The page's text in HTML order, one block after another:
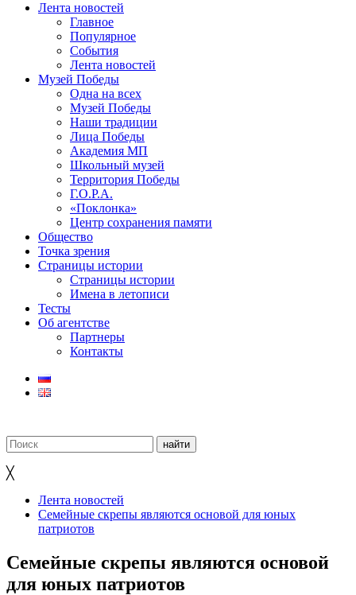
Лента новостей
Главное
Популярное
События
Лента новостей
Музей Победы
Одна на всех
Музей Победы
Наши традиции
Лица Победы
Академия МП
Школьный музей
Территория Победы
Г.О.Р.А.
«Поклонка»
Центр сохранения памяти
Общество
Точка зрения
Страницы истории
Страницы истории
Имена в летописи
Тесты
Об агентстве
Партнеры
Контакты
╳
Лента новостей
Семейные скрепы являются основой для юных
патриотов
Семейные скрепы являются основой
для юных патриотов